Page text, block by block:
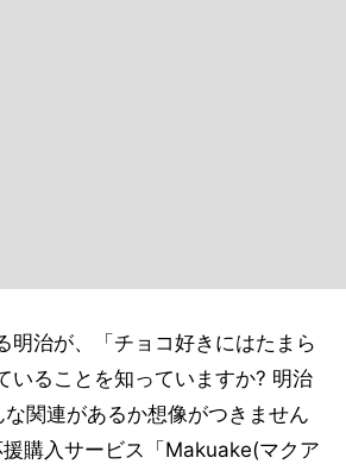
明治が、「チョコ好きにはたまら
いることを知っていますか? 明治
関連があるか想像がつきません
購入サービス「Makuake(マクア